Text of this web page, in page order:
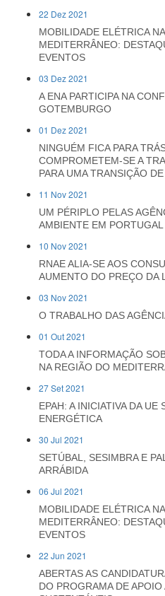
22 Dez 2021
MOBILIDADE ELÉTRICA
MEDITERRÂNEO:
EVENTOS
03 Dez 2021
A ENA PARTICIPA NA
GOTEMBURGO
01 Dez 2021
NINGUÉM FICA PARA
COMPROMETEM-SE A
PARA UMA TRANSIÇÃO
11 Nov 2021
UM PÉRIPLO PELAS
AMBIENTE EM PORTUGAL
10 Nov 2021
RNAE ALIA-SE AOS
AUMENTO DO PREÇO DA
03 Nov 2021
O TRABALHO DAS
01 Out 2021
TODA A INFORMAÇÃO
NA REGIÃO DO
27 Set 2021
EPAH: A INICIATIVA DA UE
ENERGÉTICA
30 Jul 2021
SETÚBAL, SESIMBRA E
ARRÁBIDA
06 Jul 2021
MOBILIDADE ELÉTRICA
MEDITERRÂNEO:
EVENTOS
22 Jun 2021
ABERTAS AS
DO PROGRAMA DE